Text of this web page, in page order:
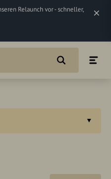
Relaunch vor - schneller,